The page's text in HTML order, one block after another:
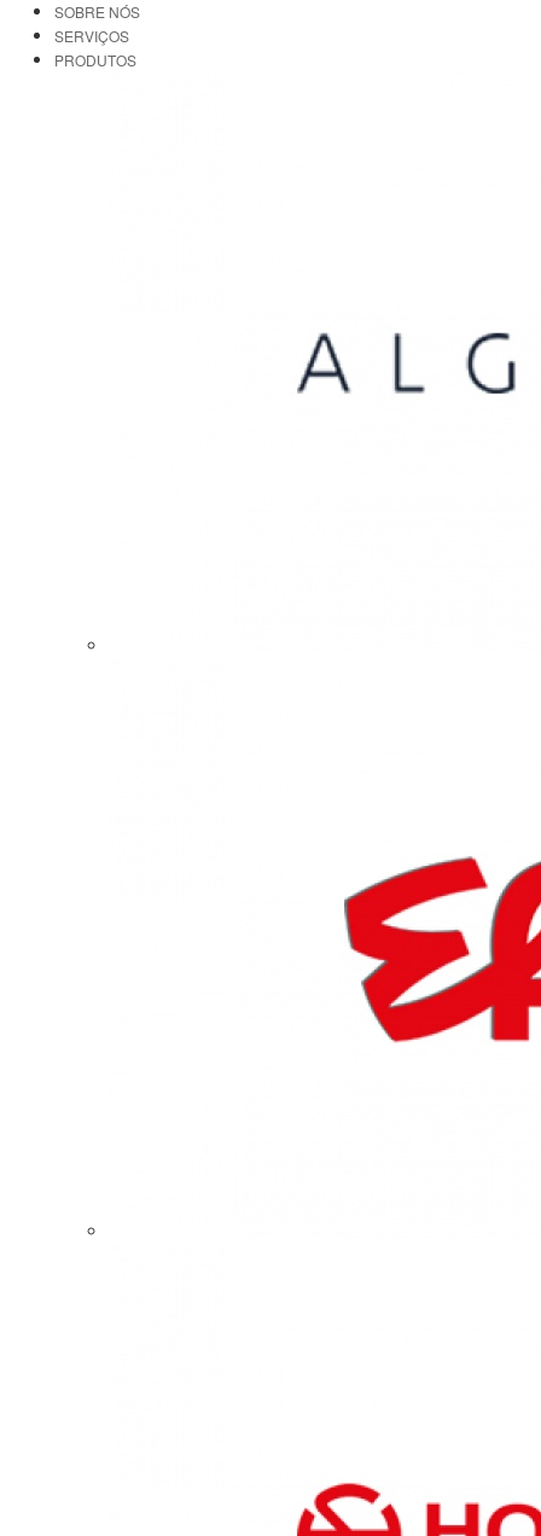
SOBRE NÓS
SERVIÇOS
PRODUTOS